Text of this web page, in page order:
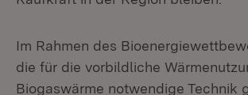
Im Rahmen des
die für die vorbildliche
Biogaswärme notwendige Technik